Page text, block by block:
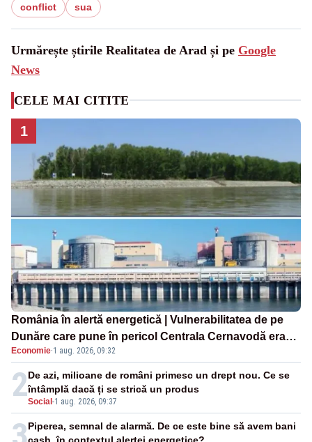
conflict
sua
Urmărește știrile Realitatea de Arad și pe Google
News
CELE MAI CITITE
1
România în alertă energetică | Vulnerabilitatea de pe
Dunăre care pune în pericol Centrala Cernavodă era
cunoscută de pe vremea lui Ceaușescu
Economie·1 aug. 2026, 09:32
2Social -1 aug. 2026, 09:37
De azi, milioane de români primesc un drept nou. Ce se
întâmplă dacă ți se strică un produs
Piperea, semnal de alarmă. De ce este bine să avem bani